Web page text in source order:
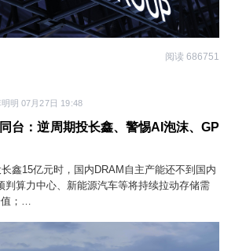
阅读 686751
明 07月27日 19:48
台：逆周期投长鑫、警惕AI泡沫、GP
鑫15亿元时，国内DRAM自主产能还不到国内
判算力中心、新能源汽车等将持续拉动存储需
；